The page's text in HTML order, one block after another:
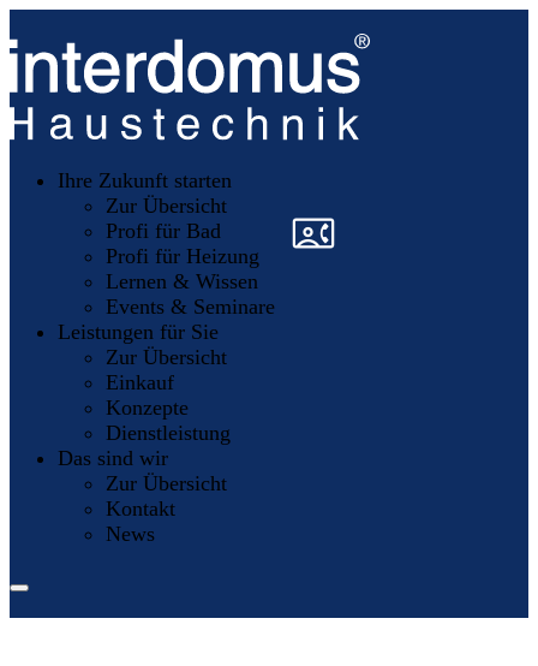
Ihre Zukunft starten
Zur Übersicht
Profi für Bad
Profi für Heizung
Lernen & Wissen
Events & Seminare
Leistungen für Sie
Zur Übersicht
Einkauf
Konzepte
Dienstleistung
Das sind wir
Zur Übersicht
Kontakt
News
»